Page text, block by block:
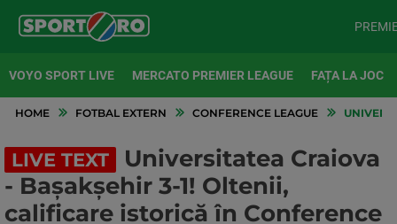
VOYO SPORT LIVE MERCATO PREMIER LEAGUE FAȚA LA JOC
HOME FOTBAL EXTERN CONFERENCE LEAGUE
LIVE TEXT
Universitatea Craiova
- Bașakșehir 3-1! Oltenii,
calificare istorică în Conference